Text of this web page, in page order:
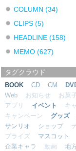
COLUMN (34)
CLIPS (5)
HEADLINE (158)
MEMO (627)
タグクラウド
BOOK CD CM
Web
お知らせ お菓
アプリ
イベント キ
キャンペーン
グッズ
サンリオ
ショップ
プライズ
マスコット
企業キャラ
動画 地